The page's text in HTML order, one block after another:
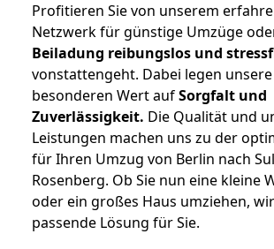
Profitieren Sie von unserem
Netzwerk für günstige Umzüge
Beiladung reibungslos und
vonstattengeht. Dabei legen
besonderen Wert aufSorgfalt und
Zuverlässigkeit. Die Qualität und
Leistungen machen uns zu der
für Ihren Umzug von Berlin nach
Rosenberg. Ob Sie nun eine kleine
oder ein großes Haus umziehen,
passende Lösung für Sie.